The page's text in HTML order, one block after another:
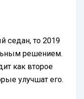
седан, то 2019
решением.
как второе
улучшат его.